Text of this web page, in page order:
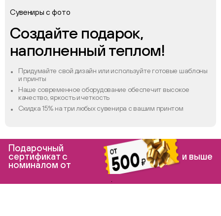
Сувениры с фото
Создайте подарок,
наполненный теплом!
Придумайте свой дизайн или используйте готовые шаблоны
и принты
Наше современное оборудование обеспечит высокое
качество, яркость и четкость
Скидка 15% на три любых сувенира с вашим принтом
Подарочный
сертификат с
номиналом от
и выше